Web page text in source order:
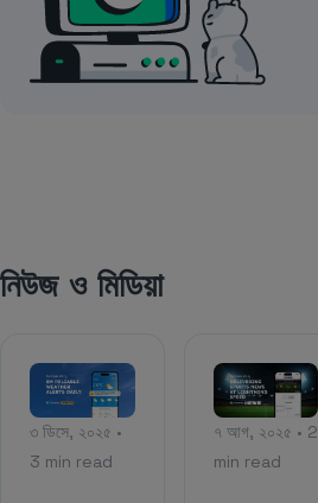
নিউজ ও মিডিয়া
৩ ডিসে, ২০২৫ •
3 min read
৭ আগ, ২০২৫ • 2
min read